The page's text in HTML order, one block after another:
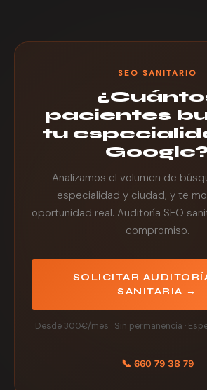
española.
SEO SANITARIO
pacientes
tu
Analizamos el volumen de
especialidad y ciudad, y te
oportunidad real. Auditoría SEO
compromiso.
SOLICITAR
SANITARIA →
Desde 300€/mes · Sin permanencia ·
📞 660 79 38 79